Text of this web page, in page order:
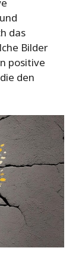
das
Bilder
positive
den